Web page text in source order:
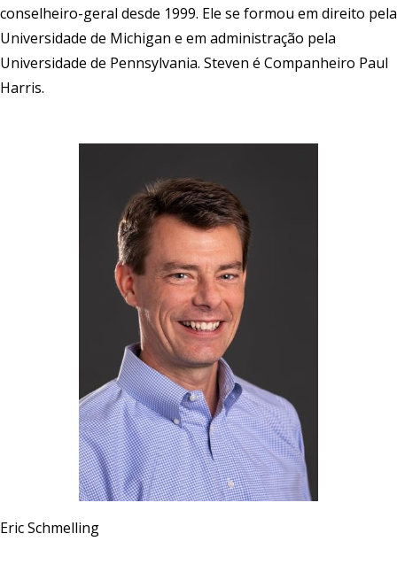
conselheiro-geral desde 1999. Ele se formou em direito pela
Universidade de Michigan e em administração pela
Universidade de Pennsylvania. Steven é Companheiro Paul
Harris.
Eric Schmelling